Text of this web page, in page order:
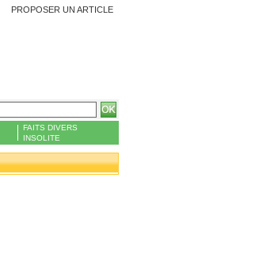
PROPOSER UN ARTICLE
FAITS DIVERS
INSOLITE